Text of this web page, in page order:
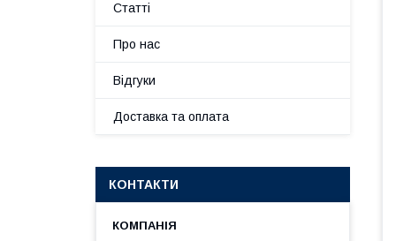
Статті
Про нас
Відгуки
Доставка та оплата
КОНТАКТИ